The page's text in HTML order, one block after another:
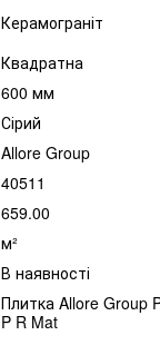
Керамограніт
Квадратна
600 мм
Сірий
Allore Group
40511
659.00
м²
В наявності
Плитка Allore Group
P R Mat